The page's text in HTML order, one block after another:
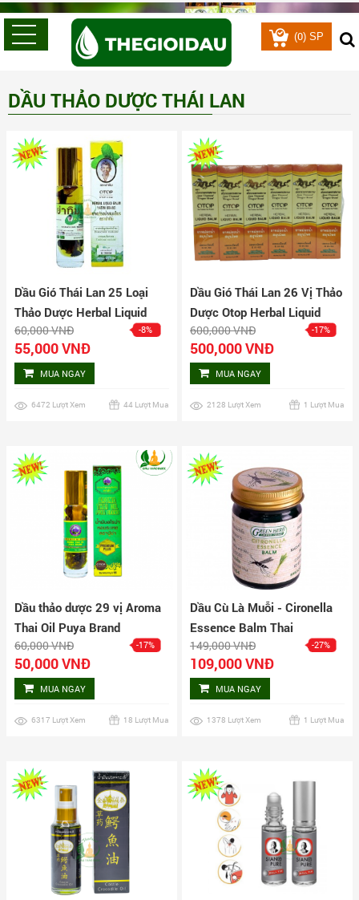
(0) SP
DẦU THẢO DƯỢC THÁI LAN
Dầu Gió Thái Lan 25 Loại
Thảo Dược Herbal Liquid
Balm Yatim Brand
60,000 VNĐ -8%
55,000 VNĐ
MUA NGAY
6472 Lượt Xem 44 Lượt Mua
Dầu Gió Thái Lan 26 Vị Thảo
Dược Otop Herbal Liquid
Balm Lốc 12 Chai
600,000 VNĐ -17%
500,000 VNĐ
MUA NGAY
2128 Lượt Xem 1 Lượt Mua
Dầu thảo dược 29 vị Aroma
Thai Oil Puya Brand
60,000 VNĐ -17%
50,000 VNĐ
MUA NGAY
6317 Lượt Xem 18 Lượt Mua
Dầu Cù Là Muỗi - Cironella
Essence Balm Thai
149,000 VNĐ -27%
109,000 VNĐ
MUA NGAY
1378 Lượt Xem 1 Lượt Mua